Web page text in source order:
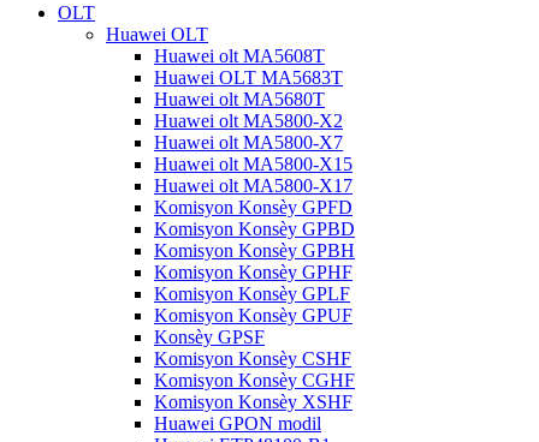
OLT
Huawei OLT
Huawei olt MA5608T
Huawei OLT MA5683T
Huawei olt MA5680T
Huawei olt MA5800-X2
Huawei olt MA5800-X7
Huawei olt MA5800-X15
Huawei olt MA5800-X17
Komisyon Konsèy GPFD
Komisyon Konsèy GPBD
Komisyon Konsèy GPBH
Komisyon Konsèy GPHF
Komisyon Konsèy GPLF
Komisyon Konsèy GPUF
Konsèy GPSF
Komisyon Konsèy CSHF
Komisyon Konsèy CGHF
Komisyon Konsèy XSHF
Huawei GPON modil